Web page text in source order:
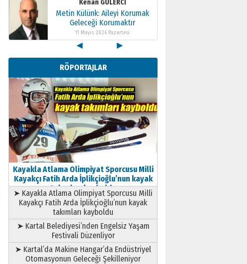
Kenan GÜLERCİ
Metin Külünk: Aileyi Korumak
Geleceği Korumaktır
11 Mayıs 2026 Pazartesi
Kenan GÜLERCİ
Metin Külünk: Aileyi Korumak
Geleceği Korumaktır
11 Mayıs 2026 Pazartesi
◀ ▶
RÖPORTAJLAR
Kayakla Atlama Olimpiyat Sporcusu Milli
Kayakçı Fatih Arda İplikçioğlu’nun kayak
takımları kayboldu
➤ Kayakla Atlama Olimpiyat Sporcusu Milli
Kayakçı Fatih Arda İplikçioğlu’nun kayak
takımları kayboldu
➤ Kartal Belediyesi’nden Engelsiz Yaşam
Festivali Düzenliyor
➤ Kartal’da Makine Hangar’da Endüstriyel
Otomasyonun Geleceği Şekilleniyor